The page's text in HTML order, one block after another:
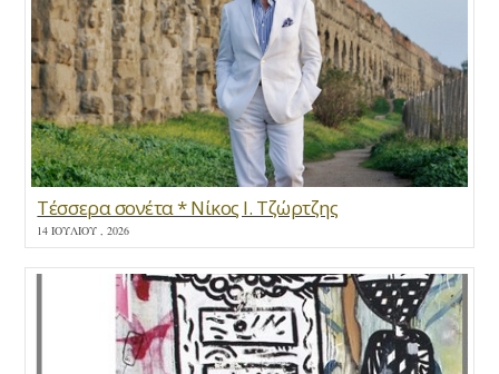
Τέσσερα σονέτα * Νίκος Ι. Τζώρτζης
14 ΙΟΥΛΊΟΥ , 2026